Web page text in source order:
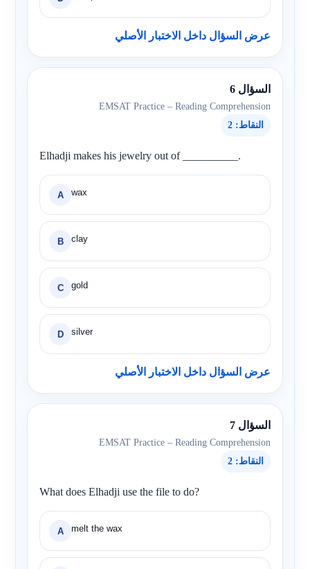
عرض السؤال داخل الاختبار الأصلي
السؤال 6
EMSAT Practice – Reading Comprehension
النقاط: 2
Elhadji makes his jewelry out of __________.
A wax
B clay
C gold
D silver
عرض السؤال داخل الاختبار الأصلي
السؤال 7
EMSAT Practice – Reading Comprehension
النقاط: 2
What does Elhadji use the file to do?
A melt the wax